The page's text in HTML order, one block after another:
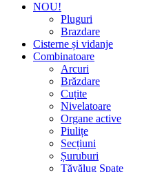
NOU!
Pluguri
Brazdare
Cisterne și vidanje
Combinatoare
Arcuri
Brăzdare
Cuțite
Nivelatoare
Organe active
Piulițe
Secțiuni
Șuruburi
Tăvălug Spate